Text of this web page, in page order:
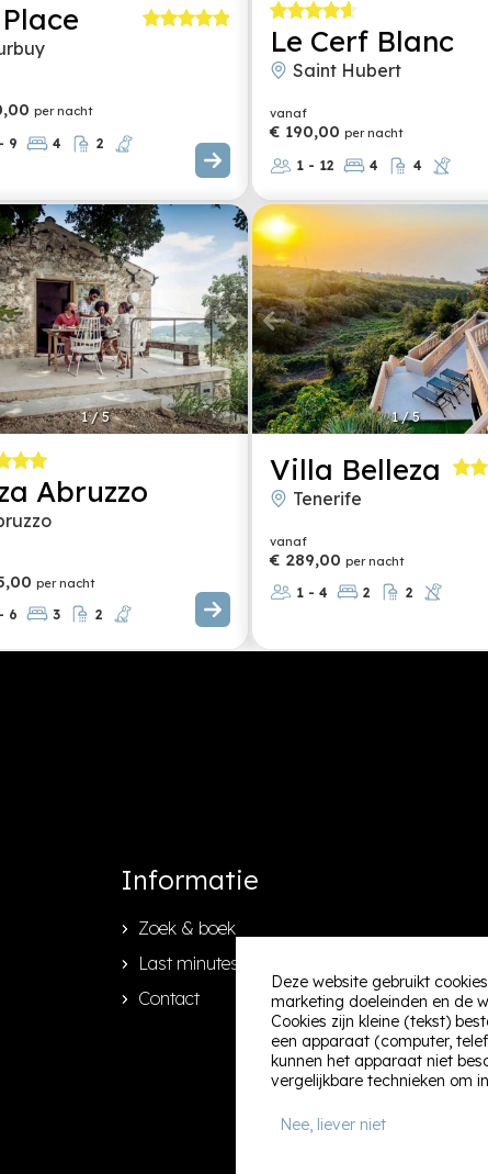
per nacht
9 4 2
Le Cerf Blanc
Saint Hubert
vanaf
€ 190,00 per nacht
1 - 12 4 4
Abruzzo
per nacht
6 3 2
1/5
Villa Belleza
Tenerife
vanaf
€ 289,00 per nacht
1 - 4 2 2
1/5
Informatie
Zoek & boek
Last minutes
Contact
Deze website gebruikt
marketing doeleinden en de
Cookies zijn kleine (tekst)
een apparaat (computer,
kunnen het apparaat niet
vergelijkbare technieken om
Nee, liever niet